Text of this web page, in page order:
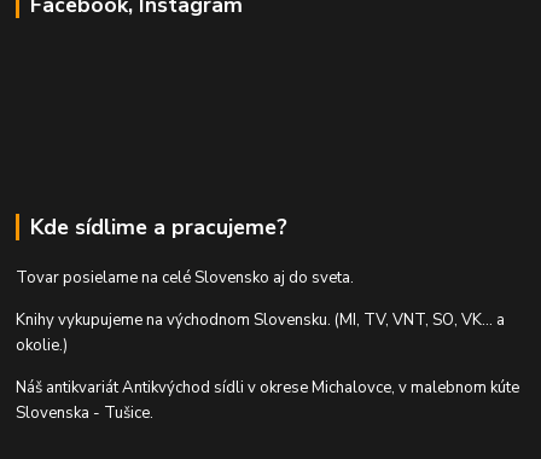
Kde sídlime a pracujeme?
Tovar posielame na celé Slovensko aj do sveta.
Knihy vykupujeme na východnom Slovensku. (MI, TV, VNT, SO, VK... a
okolie.)
Náš antikvariát Antikvýchod sídli v okrese Michalovce, v malebnom kúte
Slovenska - Tušice.